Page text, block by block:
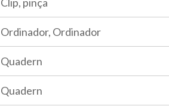
Ordinador, Ordinador
Quadern
Quadern